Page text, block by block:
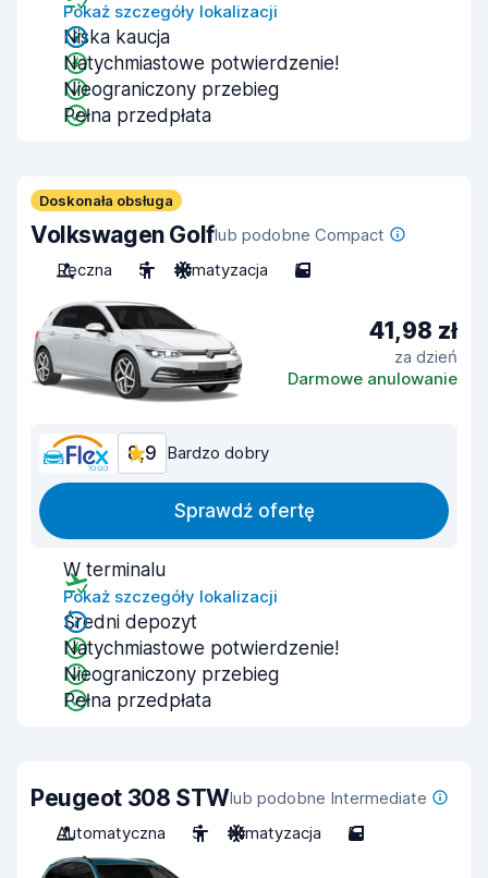
Pokaż szczegóły lokalizacji
Niska kaucja
Natychmiastowe potwierdzenie!
Nieograniczony przebieg
Pełna przedpłata
Doskonała obsługa
Volkswagen Golflub podobne Compact
Ręczna
5 Klimatyzacja 5
41,98 zł
za dzień
Darmowe anulowanie
8,9 Bardzo dobry
Sprawdź ofertę
W terminalu
Pokaż szczegóły lokalizacji
Średni depozyt
Natychmiastowe potwierdzenie!
Nieograniczony przebieg
Pełna przedpłata
Peugeot 308 STWlub podobne Intermediate
Automatyczna
5 Klimatyzacja 5